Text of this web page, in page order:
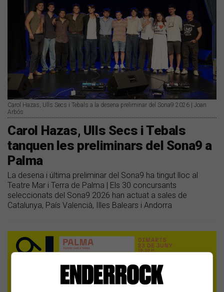
Carol Hazas, Ulls Secs i Tebals a la desena preliminar del Sona9 2026 | Joan
Arbós
Carol Hazas, Ulls Secs i Tebals
tanquen les preliminars del Sona9 a
Palma
La desena i última preliminar del Sona9 ha tingut lloc al
Teatre Mar i Terra de Palma | Els 30 concursants
seleccionats del Sona9 2026 han actuat a sales de
Catalunya, País Valencià, Illes Balears i Andorra